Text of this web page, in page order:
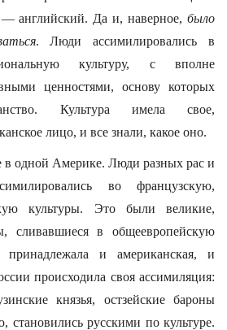
английский. Да и, наверное, было
. Люди ассимилировались в
культуру, с вполне
ценностями, основу которых
Культура имела свое,
лицо, и все знали, какое оно.
одной Америке. Люди разных рас и
во французскую,
культуры. Это были великие,
сливавшиеся в общеевропейскую
принадлежала и американская, и
происходила своя ассимиляция:
князья, остзейские бароны
русскими по культуре.